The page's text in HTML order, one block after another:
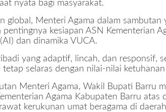
nyata bagi masyarakat.
global, Menteri Agama dalam sambutan
kesiapan ASN Kementerian
dan dinamika VUCA.
yang adaptif, lincah, dan responsif,
selaras dengan nilai-nilai
Menteri Agama, Wakil Bupati Barru
Agama Kabupaten Barru atas
kerukunan umat beragama di